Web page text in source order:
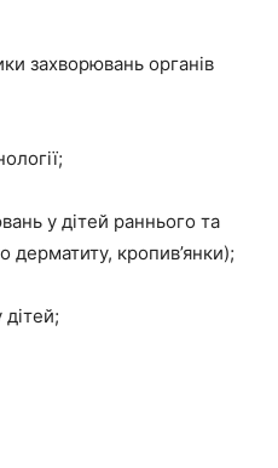
захворювань органів
у дітей раннього та
дерматиту, кропив’янки);
дітей;